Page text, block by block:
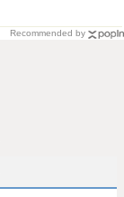
Recommended by